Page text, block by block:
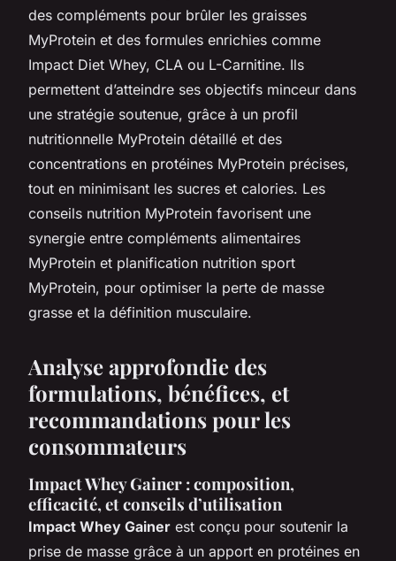
des compléments pour brûler les graisses
MyProtein et des formules enrichies comme
Impact Diet Whey, CLA ou L-Carnitine. Ils
permettent d’atteindre ses objectifs minceur dans
une stratégie soutenue, grâce à un profil
nutritionnelle MyProtein détaillé et des
concentrations en protéines MyProtein précises,
tout en minimisant les sucres et calories. Les
conseils nutrition MyProtein favorisent une
synergie entre compléments alimentaires
MyProtein et planification nutrition sport
MyProtein, pour optimiser la perte de masse
grasse et la définition musculaire.
Analyse approfondie des
formulations, bénéfices, et
recommandations pour les
consommateurs
Impact Whey Gainer : composition,
efficacité, et conseils d’utilisation
Impact Whey Gainer est conçu pour soutenir la
prise de masse grâce à un apport en protéines en